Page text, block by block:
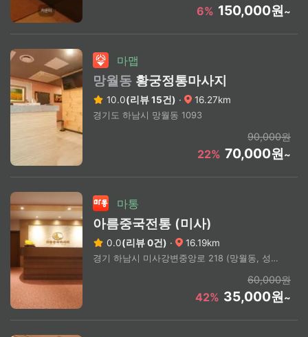
6% 150,000원~
마맵
망월동 황궁정통마사지
10.0(리뷰 15건) · 16.27km
경기도 하남시 망월동 1093
90,000원
22% 70,000원~
마통
아름중국전통 (미사)
0.0(리뷰 0건) · 16.19km
경기 하남시 미사강변중앙로 218 (망월동, 성산타워)
60,000원
42% 35,000원~